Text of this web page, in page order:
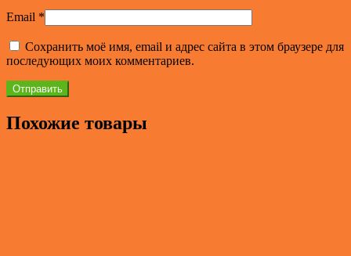
Email *
Сохранить моё имя, email и адрес сайта в этом браузере для
последующих моих комментариев.
Похожие товары